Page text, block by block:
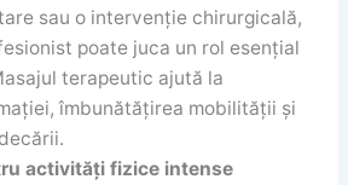
sau o intervenție chirurgicală,
poate juca un rol esențial
terapeutic ajută la
îmbunătățirea mobilității și
activități fizice intense